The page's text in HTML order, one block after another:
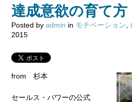
達成意欲の育て方
Posted by admin in モチベーション
2015
from 杉本
セールス・パワーの公式